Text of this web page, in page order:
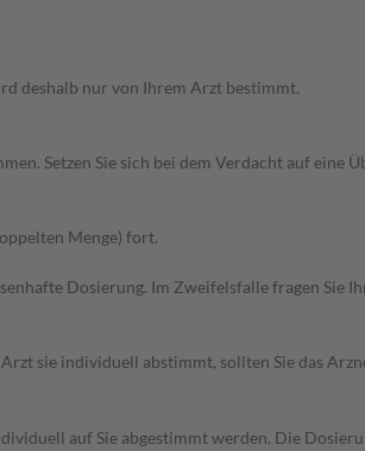
deshalb nur von Ihrem Arzt bestimmt.
Setzen Sie sich bei dem Verdacht auf eine
Menge) fort.
Dosierung. Im Zweifelsfalle fragen Sie
sie individuell abstimmt, sollten Sie das
auf Sie abgestimmt werden. Die